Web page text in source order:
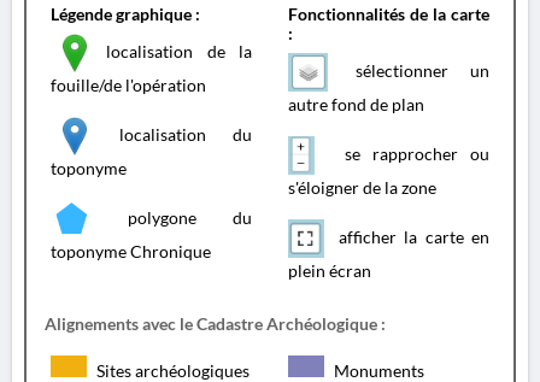
Légende graphique :
localisation de la
fouille/de l'opération
localisation du
toponyme
polygone du
toponyme Chronique
Fonctionnalités de la carte
:
sélectionner un
autre fond de plan
se rapprocher ou
s'éloigner de la zone
afficher la carte en
plein écran
Alignements avec le Cadastre Archéologique :
Sites archéologiques Monuments